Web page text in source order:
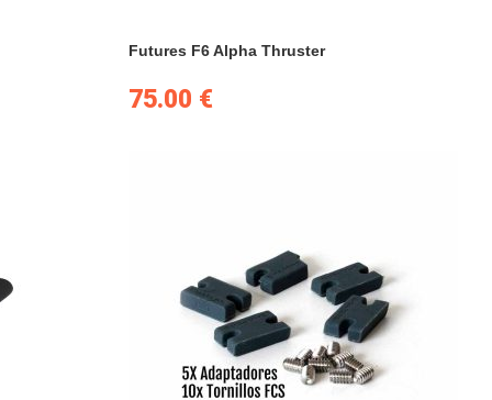
Futures F6 Alpha Thruster
75.00 €